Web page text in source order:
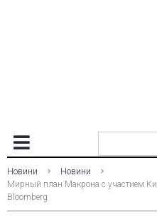
Новини
Новини
Мирный план Макрона с участием
Bloomberg